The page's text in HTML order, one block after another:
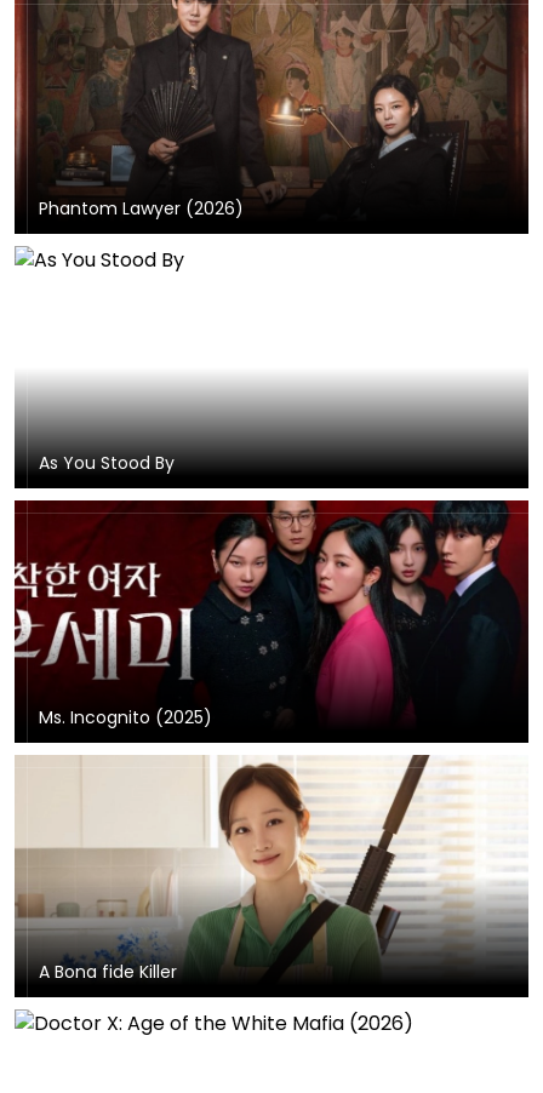
Phantom Lawyer (2026)
As You Stood By
Ms. Incognito (2025)
A Bona fide Killer